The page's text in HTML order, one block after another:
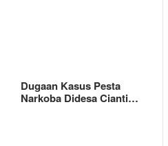
Dugaan Kasus Pesta
Narkoba Didesa Cianti…